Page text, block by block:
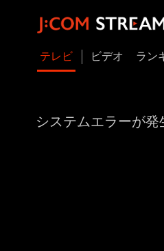
テレビ ビデオ ラン
システムエラーが